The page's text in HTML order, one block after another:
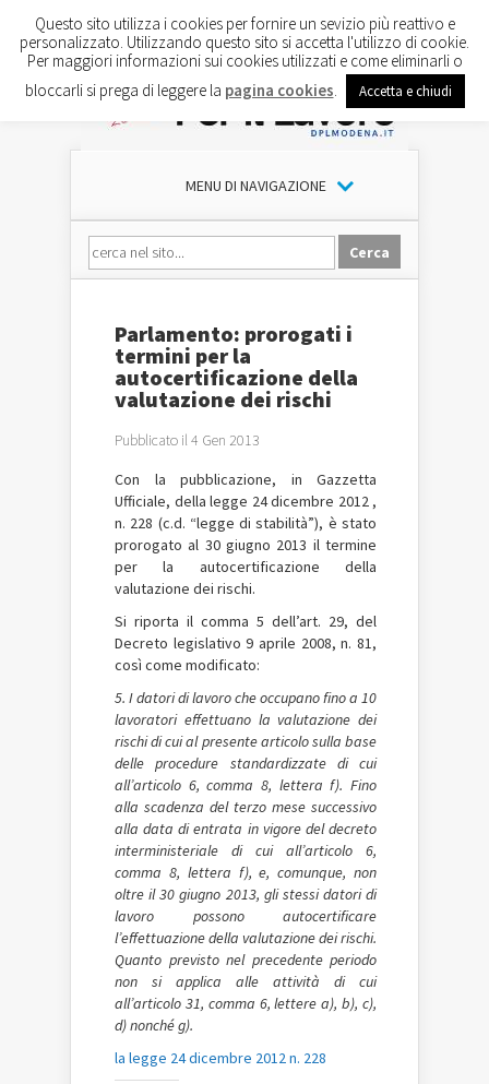
MENU DI NAVIGAZIONE
Parlamento: prorogati i
termini per la
autocertificazione della
valutazione dei rischi
Pubblicato il 4 Gen 2013
Con la pubblicazione, in Gazzetta
Ufficiale, della legge 24 dicembre 2012 ,
n. 228 (c.d. “legge di stabilità”), è stato
prorogato al 30 giugno 2013 il termine
per la autocertificazione della
valutazione dei rischi.
Si riporta il comma 5 dell’art. 29, del
Decreto legislativo 9 aprile 2008, n. 81,
così come modificato:
5. I datori di lavoro che occupano fino a 10
lavoratori effettuano la valutazione dei
rischi di cui al presente articolo sulla base
delle procedure standardizzate di cui
all’articolo 6, comma 8, lettera f). Fino
alla scadenza del terzo mese successivo
alla data di entrata in vigore del decreto
interministeriale di cui all’articolo 6,
comma 8, lettera f), e, comunque, non
oltre il 30 giugno 2013, gli stessi datori di
lavoro possono autocertificare
l’effettuazione della valutazione dei rischi.
Quanto previsto nel precedente periodo
non si applica alle attività di cui
all’articolo 31, comma 6, lettere a), b), c),
d) nonché g).
la legge 24 dicembre 2012 n. 228
Questo sito utilizza i cookies per fornire un sevizio più reattivo e
personalizzato. Utilizzando questo sito si accetta l'utilizzo di cookie.
Per maggiori informazioni sui cookies utilizzati e come eliminarli o
bloccarli si prega di leggere la pagina cookies Accetta e chiudi